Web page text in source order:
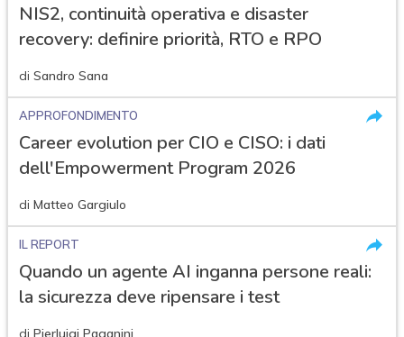
NIS2, continuità operativa e disaster
recovery: definire priorità, RTO e RPO
di Sandro Sana
APPROFONDIMENTO
Career evolution per CIO e CISO: i dati
dell'Empowerment Program 2026
di Matteo Gargiulo
IL REPORT
Quando un agente AI inganna persone reali:
la sicurezza deve ripensare i test
di Pierluigi Paganini